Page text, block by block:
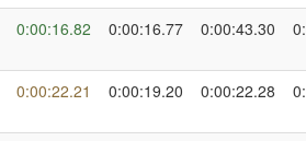
0:00:16.82 0:00:16.77 0:00:43.30
0:00:22.21 0:00:19.20 0:00:22.28